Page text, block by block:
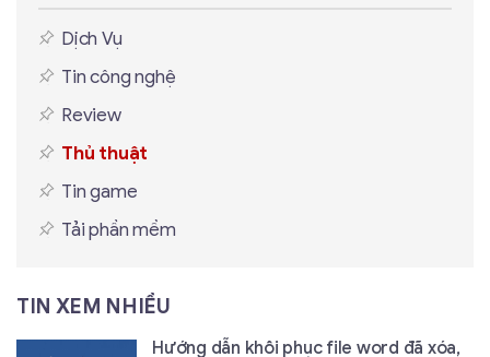
Dịch Vụ
Tin công nghệ
Review
Thủ thuật
Tin game
Tải phần mềm
TIN XEM NHIỀU
Hướng dẫn khôi phục file word đã xóa,